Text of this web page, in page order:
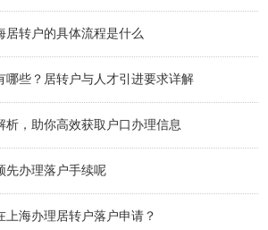
居转户的具体流程是什么
哪些？居转户与人才引进要求详解
析，助你高效获取户口办理信息
先办理落户手续呢
上海办理居转户落户申请？